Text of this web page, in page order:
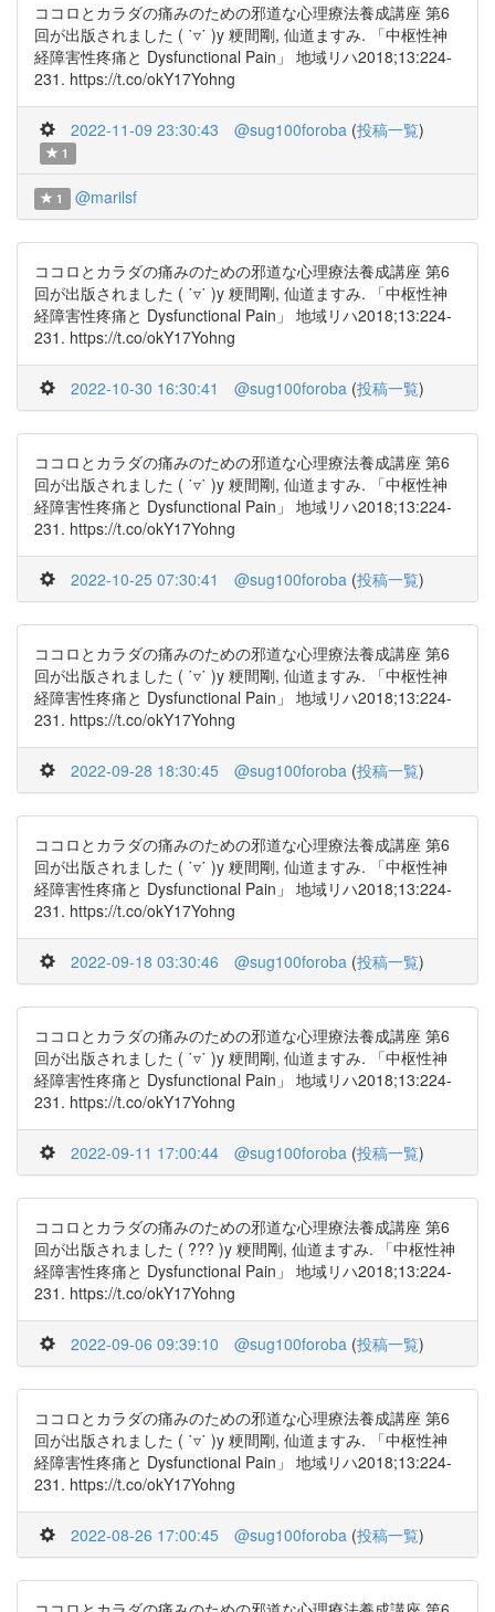
ココロとカラダの痛みのための邪道な心理療法養成講座 第6
回が出版されました ( ˙▿˙ )y 粳間剛, 仙道ますみ. 「中枢性神
経障害性疼痛と Dysfunctional Pain」 地域リハ2018;13:224-
231. https://t.co/okY17Yohng
2022-11-09 23:30:43 @sug100foroba (投稿一覧)
1
1 @marilsf
ココロとカラダの痛みのための邪道な心理療法養成講座 第6
回が出版されました ( ˙▿˙ )y 粳間剛, 仙道ますみ. 「中枢性神
経障害性疼痛と Dysfunctional Pain」 地域リハ2018;13:224-
231. https://t.co/okY17Yohng
2022-10-30 16:30:41 @sug100foroba (投稿一覧)
ココロとカラダの痛みのための邪道な心理療法養成講座 第6
回が出版されました ( ˙▿˙ )y 粳間剛, 仙道ますみ. 「中枢性神
経障害性疼痛と Dysfunctional Pain」 地域リハ2018;13:224-
231. https://t.co/okY17Yohng
2022-10-25 07:30:41 @sug100foroba (投稿一覧)
ココロとカラダの痛みのための邪道な心理療法養成講座 第6
回が出版されました ( ˙▿˙ )y 粳間剛, 仙道ますみ. 「中枢性神
経障害性疼痛と Dysfunctional Pain」 地域リハ2018;13:224-
231. https://t.co/okY17Yohng
2022-09-28 18:30:45 @sug100foroba (投稿一覧)
ココロとカラダの痛みのための邪道な心理療法養成講座 第6
回が出版されました ( ˙▿˙ )y 粳間剛, 仙道ますみ. 「中枢性神
経障害性疼痛と Dysfunctional Pain」 地域リハ2018;13:224-
231. https://t.co/okY17Yohng
2022-09-18 03:30:46 @sug100foroba (投稿一覧)
ココロとカラダの痛みのための邪道な心理療法養成講座 第6
回が出版されました ( ˙▿˙ )y 粳間剛, 仙道ますみ. 「中枢性神
経障害性疼痛と Dysfunctional Pain」 地域リハ2018;13:224-
231. https://t.co/okY17Yohng
2022-09-11 17:00:44 @sug100foroba (投稿一覧)
ココロとカラダの痛みのための邪道な心理療法養成講座 第6
回が出版されました ( ??? )y 粳間剛, 仙道ますみ. 「中枢性神
経障害性疼痛と Dysfunctional Pain」 地域リハ2018;13:224-
231. https://t.co/okY17Yohng
2022-09-06 09:39:10 @sug100foroba (投稿一覧)
ココロとカラダの痛みのための邪道な心理療法養成講座 第6
回が出版されました ( ˙▿˙ )y 粳間剛, 仙道ますみ. 「中枢性神
経障害性疼痛と Dysfunctional Pain」 地域リハ2018;13:224-
231. https://t.co/okY17Yohng
2022-08-26 17:00:45 @sug100foroba (投稿一覧)